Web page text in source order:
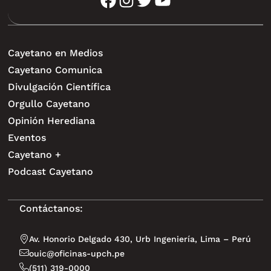
Cayetano en Medios
Cayetano Comunica
Divulgación Científica
Orgullo Cayetano
Opinión Herediana
Eventos
Cayetano +
Podcast Cayetano
Contáctanos:
Av. Honorio Delgado 430, Urb Ingeniería, Lima – Perú
ouic@oficinas-upch.pe
(511) 319-0000